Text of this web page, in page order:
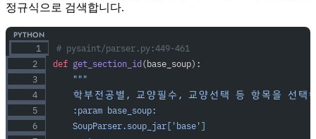
정규식으로 검색합니다.
# pysaint/parser.py:449-461
def get_section_id(base_soup):
    """
학부전공별, 교양필수, 교양선택 등 항목을 선택
    :param base_soup:
    SoupParser.soup_jar['base']